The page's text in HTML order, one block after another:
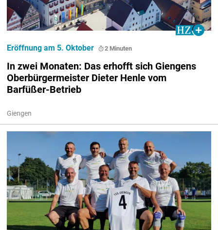
In zwei Monaten: Das erhofft sich Giengens
Oberbürgermeister Dieter Henle vom
Barfüßer-Betrieb
Giengen
Eröffnung am 5. Oktober 2 Minuten